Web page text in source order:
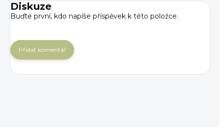
Diskuze
Buďte první, kdo napíše příspěvek k této položce.
Přidat komentář